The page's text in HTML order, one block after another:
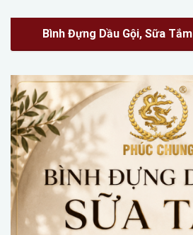
Bình Đựng Dầu Gội, Sữa Tắm